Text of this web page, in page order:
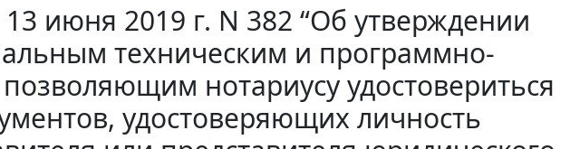
июня 2019 г. N 382 “Об утверждении
техническим и программно-
нотариусу удостовериться
удостоверяющих личность